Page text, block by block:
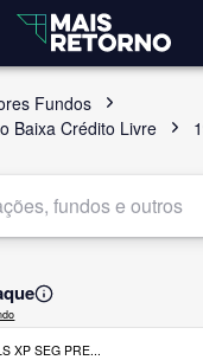
Fundos
Baixa Crédito Livre
XP SEG PRE...